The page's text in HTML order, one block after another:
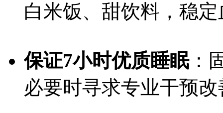
白米饭、甜饮料，稳
保证7小时优质睡眠：
必要时寻求专业干预